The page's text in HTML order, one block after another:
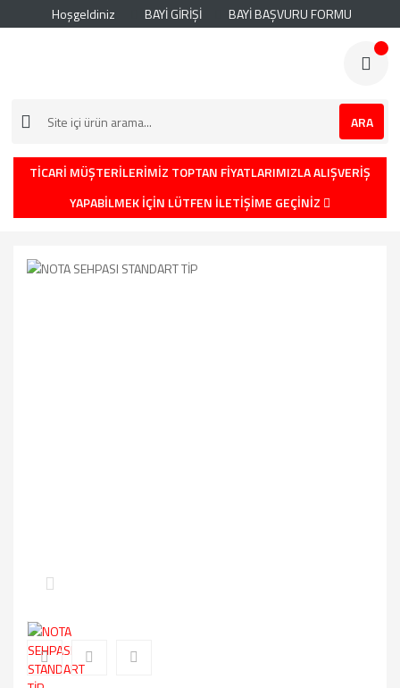
Hoşgeldiniz BAYİ GİRİŞİ BAYİ BAŞVURU FORMU
ARA
TİCARİ MÜŞTERİLERİMİZ TOPTAN FİYATLARIMIZLA ALIŞVERİŞ
YAPABİLMEK İÇİN LÜTFEN İLETİŞİME GEÇİNİZ